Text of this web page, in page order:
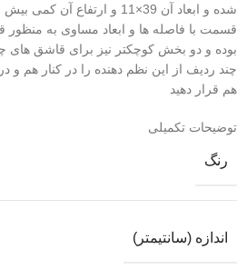
قسمت با فاصله ها و ابعاد مساوی به منظور
بوده و دو بخش کوچکتر نیز برای قاشق های
چند ردیف از این نظم دهنده را در کنار هم و
هم قرار دهید
توضیحات تکمیلی
رنگ
اندازه (سانتیمتر)